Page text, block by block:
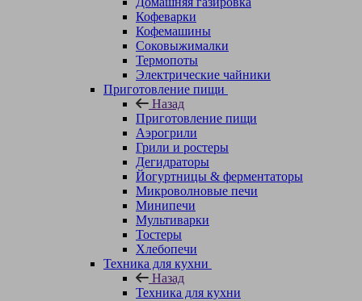
Кофеварки
Кофемашины
Соковыжималки
Термопоты
Электрические чайники
Приготовление пищи
Назад
Приготовление пищи
Аэрогрили
Грили и ростеры
Дегидраторы
Йогуртницы & ферментаторы
Микроволновые печи
Минипечи
Мультиварки
Тостеры
Хлебопечи
Техника для кухни
Назад
Техника для кухни